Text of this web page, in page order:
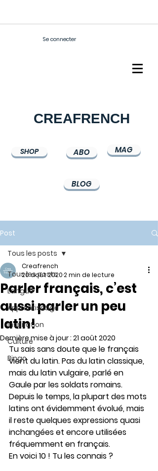
Se connecter
CREAFRENCH
SHOP ABO MAG
BLOG
Post
Tous les posts
Langue
Apprentissage
Inspiration
Culture
Bingo
Tous les posts
Parler français, c’est
aussi parler un peu
latin!
Creafrench
20 août 20202 min de lecture
Dernière mise à jour : 21 août 2020
Tu sais sans doute que le français
vient du latin. Pas du latin classique,
mais du latin vulgaire, parlé en
Gaule par les soldats romains.
Depuis le temps, la plupart des mots
latins ont évidemment évolué, mais
il reste quelques expressions quasi
inchangées et encore utilisées
fréquemment en français.
En voici 10 ! Tu les connais ?